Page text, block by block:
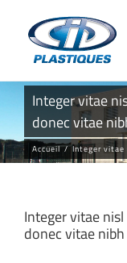
contenu
Integer vitae
donec vitae
Accueil / Integer vitae
Integer vitae
donec vitae